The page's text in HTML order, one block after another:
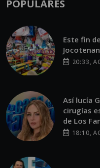
POPULARES
Este fin
20:33,
Así lucía
cirugías
de Los
18:10,